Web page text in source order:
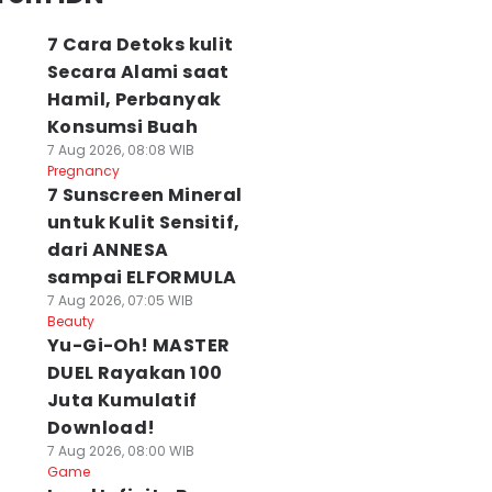
7 Cara Detoks kulit
Secara Alami saat
Hamil, Perbanyak
Konsumsi Buah
7 Aug 2026, 08:08 WIB
Pregnancy
7 Sunscreen Mineral
untuk Kulit Sensitif,
dari ANNESA
sampai ELFORMULA
7 Aug 2026, 07:05 WIB
Beauty
Yu-Gi-Oh! MASTER
DUEL Rayakan 100
Juta Kumulatif
Download!
7 Aug 2026, 08:00 WIB
Game